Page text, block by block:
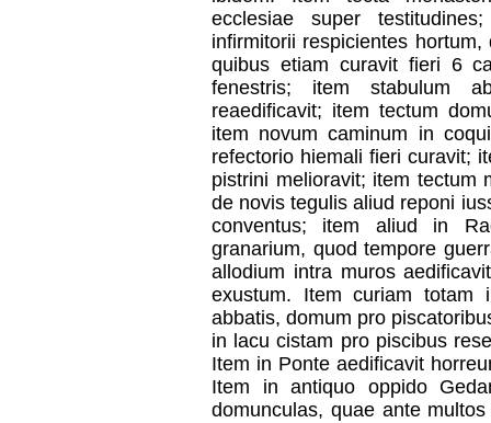
ecclesiae super
infirmitorii respicientes
quibus etiam curavit fieri 6
fenestris; item stabulum
reaedificavit; item tectum
item novum caminum in
refectorio hiemali fieri curavit;
pistrini melioravit; item tectum
de novis tegulis aliud reponi
conventus; item aliud in
granarium, quod tempore
allodium intra muros
exustum. Item curiam totam
abbatis, domum pro
in lacu cistam pro piscibus
Item in Ponte aedificavit
Item in antiquo oppido
domunculas, quae ante